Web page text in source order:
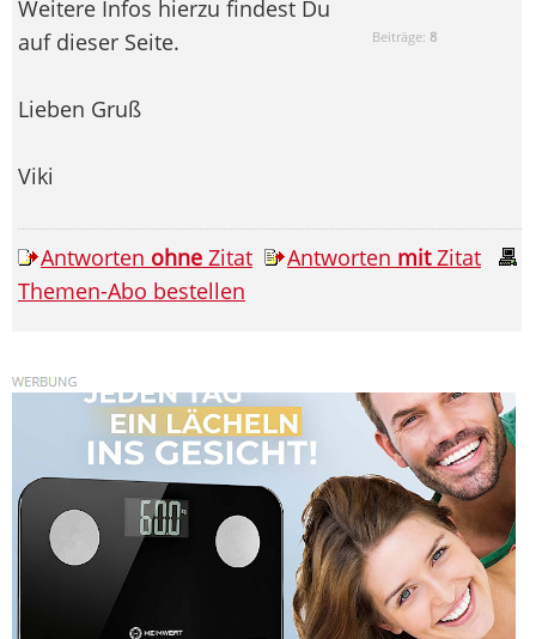
Beiträge:8
Weitere Infos hierzu findest Du
auf dieser Seite.
Lieben Gruß
Viki
Antworten ohne Zitat Antworten mitZitat
Themen-Abo bestellen